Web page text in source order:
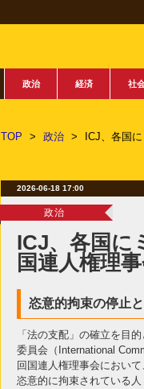
政治 経済 社
TOP > 政治 > ICJ、各国
2026-06-18 17:00
政治
ICJ、各国に
国連人権理
恣意的拘束の停止
「法の支配」の確立を目
委員会（International
回国連人権理事会におい
恣意的に拘束されている